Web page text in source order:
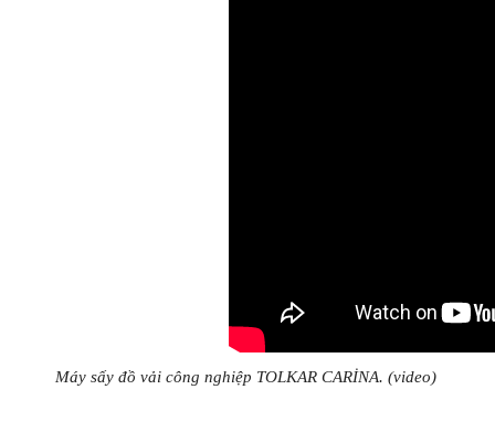
Máy sấy đồ vải công nghiệp TOLKAR CARİNA. (video)